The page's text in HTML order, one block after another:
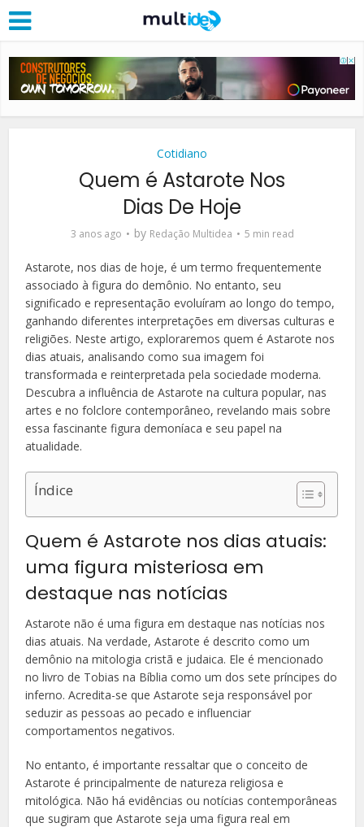
Cotidiano
Quem é Astarote Nos
Dias De Hoje
3 anos ago by Redação Multidea 5 min read
Astarote, nos dias de hoje, é um termo frequentemente
associado à figura do demônio. No entanto, seu
significado e representação evoluíram ao longo do tempo,
ganhando diferentes interpretações em diversas culturas e
religiões. Neste artigo, exploraremos quem é Astarote nos
dias atuais, analisando como sua imagem foi
transformada e reinterpretada pela sociedade moderna.
Descubra a influência de Astarote na cultura popular, nas
artes e no folclore contemporâneo, revelando mais sobre
essa fascinante figura demoníaca e seu papel na
atualidade.
Índice
Quem é Astarote nos dias atuais:
uma figura misteriosa em
destaque nas notícias
Astarote não é uma figura em destaque nas notícias nos
dias atuais. Na verdade, Astarote é descrito como um
demônio na mitologia cristã e judaica. Ele é mencionado
no livro de Tobias na Bíblia como um dos sete príncipes do
inferno. Acredita-se que Astarote seja responsável por
seduzir as pessoas ao pecado e influenciar
comportamentos negativos.
No entanto, é importante ressaltar que o conceito de
Astarote é principalmente de natureza religiosa e
mitológica. Não há evidências ou notícias contemporâneas
que sugiram que Astarote seja uma figura real em